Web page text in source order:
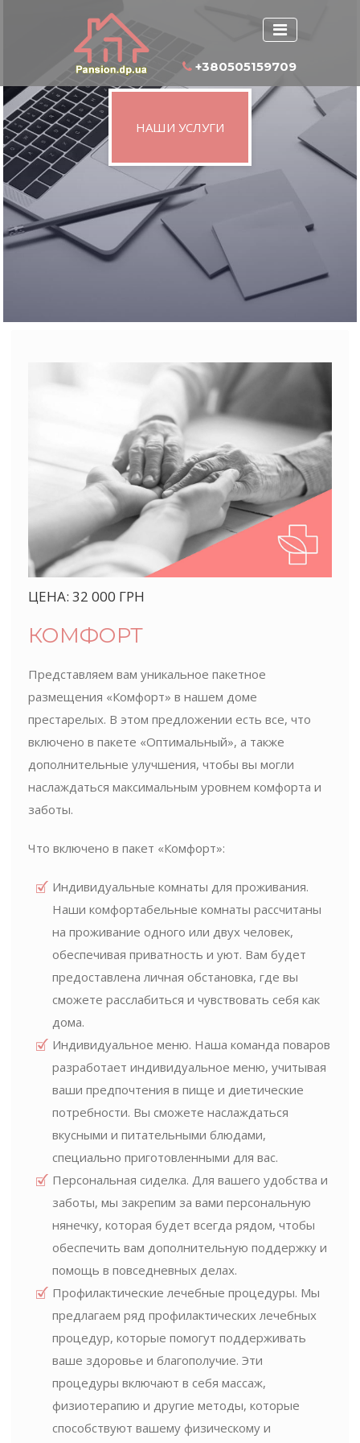
+380505159709
НАШИ УСЛУГИ
ЦЕНА: 32 000 ГРН
КОМФОРТ
Представляем вам уникальное пакетное
размещения «Комфорт» в нашем доме
престарелых. В этом предложении есть все, что
включено в пакете «Оптимальный», а также
дополнительные улучшения, чтобы вы могли
наслаждаться максимальным уровнем комфорта и
заботы.
Что включено в пакет «Комфорт»:
Индивидуальные комнаты для проживания.
Наши комфортабельные комнаты рассчитаны
на проживание одного или двух человек,
обеспечивая приватность и уют. Вам будет
предоставлена личная обстановка, где вы
сможете расслабиться и чувствовать себя как
дома.
Индивидуальное меню. Наша команда поваров
разработает индивидуальное меню, учитывая
ваши предпочтения в пище и диетические
потребности. Вы сможете наслаждаться
вкусными и питательными блюдами,
специально приготовленными для вас.
Персональная сиделка. Для вашего удобства и
заботы, мы закрепим за вами персональную
нянечку, которая будет всегда рядом, чтобы
обеспечить вам дополнительную поддержку и
помощь в повседневных делах.
Профилактические лечебные процедуры. Мы
предлагаем ряд профилактических лечебных
процедур, которые помогут поддерживать
ваше здоровье и благополучие. Эти
процедуры включают в себя массаж,
физиотерапию и другие методы, которые
способствуют вашему физическому и